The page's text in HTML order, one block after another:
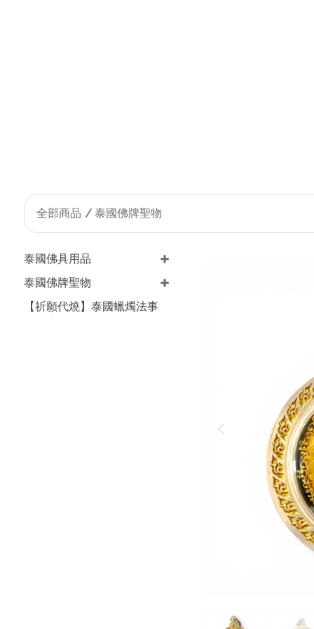
全部商品 泰國佛牌聖物
泰國佛具用品
泰國佛牌聖物
【祈願代燒】泰國蠟燭法事